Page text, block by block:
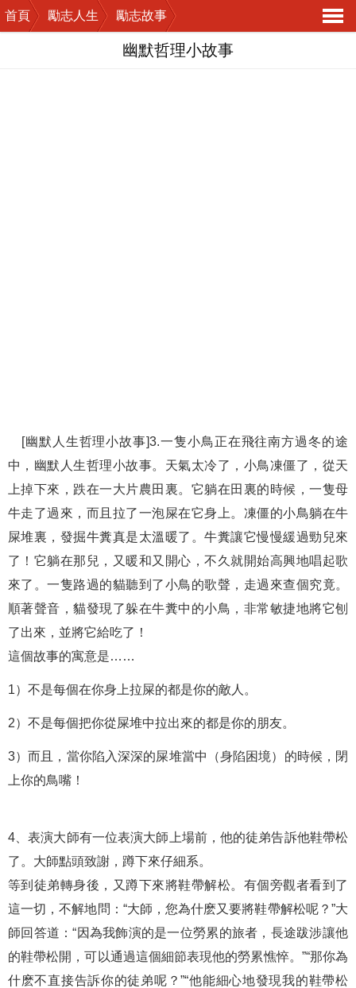
首頁 勵志人生
勵志故事
導
幽默哲理小故事
[幽默人生哲理小故事]3.一隻小鳥正在飛往南方過冬的途
中，幽默人生哲理小故事。天氣太冷了，小鳥凍僵了，從天
上掉下來，跌在一大片農田裏。它躺在田裏的時候，一隻母
牛走了過來，而且拉了一泡屎在它身上。凍僵的小鳥躺在牛
屎堆裏，發掘牛糞真是太溫暖了。牛糞讓它慢慢緩過勁兒來
了！它躺在那兒，又暖和又開心，不久就開始高興地唱起歌
來了。一隻路過的貓聽到了小鳥的歌聲，走過來查個究竟。
順著聲音，貓發現了躲在牛糞中的小鳥，非常敏捷地將它刨
了出來，並將它給吃了！
這個故事的寓意是……
1）不是每個在你身上拉屎的都是你的敵人。
2）不是每個把你從屎堆中拉出來的都是你的朋友。
3）而且，當你陷入深深的屎堆當中（身陷困境）的時候，閉
上你的鳥嘴！
4、表演大師有一位表演大師上場前，他的徒弟告訴他鞋帶松
了。大師點頭致謝，蹲下來仔細系。
等到徒弟轉身後，又蹲下來將鞋帶解松。有個旁觀者看到了
這一切，不解地問：“大師，您為什麽又要將鞋帶解松呢？”大
師回答道：“因為我飾演的是一位勞累的旅者，長途跋涉讓他
的鞋帶松開，可以通過這個細節表現他的勞累憔悴。”“那你為
什麽不直接告訴你的徒弟呢？”“他能細心地發現我的鞋帶松